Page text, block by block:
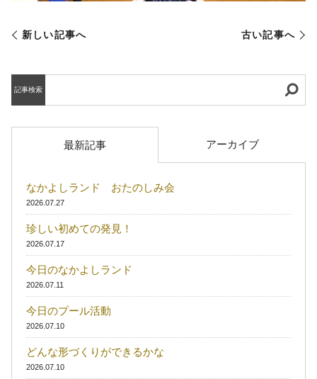
新しい記事へ 古い記事へ
記事検索
最新記事 アーカイブ
なかよしランド おたのしみ会
2026.07.27
珍しい初めての発見！
2026.07.17
今日のなかよしランド
2026.07.11
今日のプール活動
2026.07.10
どんな形づくりができるかな
2026.07.10